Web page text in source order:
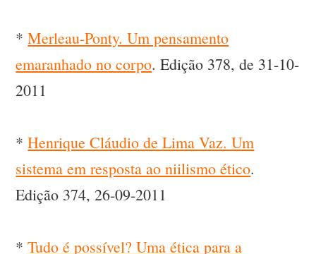
*Merleau-Ponty. Um pensamento
emaranhado no corpo. Edição 378, de 31-10-
2011
*Henrique Cláudio de Lima Vaz. Um
sistema em resposta ao niilismo ético.
Edição 374, 26-09-2011
*Tudo é possível? Uma ética para a